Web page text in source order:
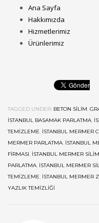
Ana Sayfa
Hakkımızda
Hizmetlerimiz
Ürünlerimiz
TAGGED UNDER: BETON SILIM,
İSTANBUL BASAMAK PARLATMA,
TEMIZLEME, İSTANBUL MERMER
MERMER PARLATMA, İSTANBUL
FIRMASI, İSTANBUL MERMER
PARLATMA, İSTANBUL MERMER
TEMIZLEME, İSTANBUL MERMER
YAZLIK TEMIZLIĞI